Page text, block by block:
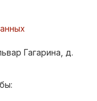
Гагарина, д.